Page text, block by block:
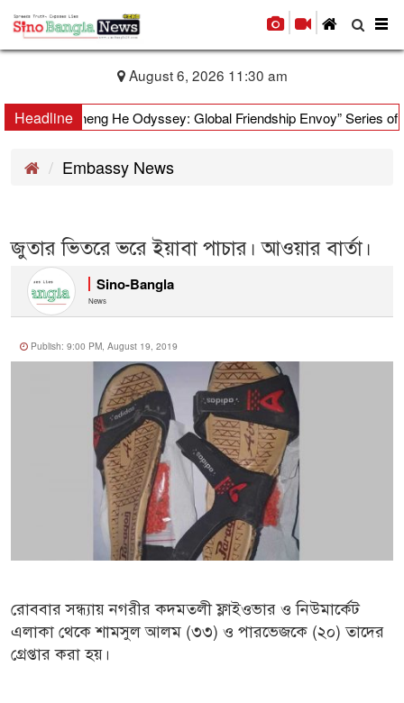
August 6, 2026 11:30 am
Headline“Zheng He Odyssey: Global Friendship Envoy” Series of
Embassy News
জুতার ভিতরে ভরে ইয়াবা পাচার। আওয়ার বার্তা।
Sino-Bangla
News
Publish: 9:00 PM, August 19, 2019
রোববার সন্ধ্যায় নগরীর কদমতলী ফ্লাইওভার ও নিউমার্কেট
এলাকা থেকে শামসুল আলম (৩৩) ও পারভেজকে (২০) তাদের
গ্রেপ্তার করা হয়।